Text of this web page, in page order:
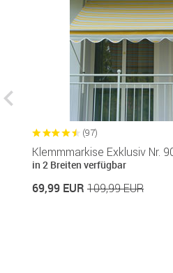
(97)
Klemmmarkise Exklusiv Nr.
in 2 Breiten verfügbar
69,99 EUR 109,99 EUR